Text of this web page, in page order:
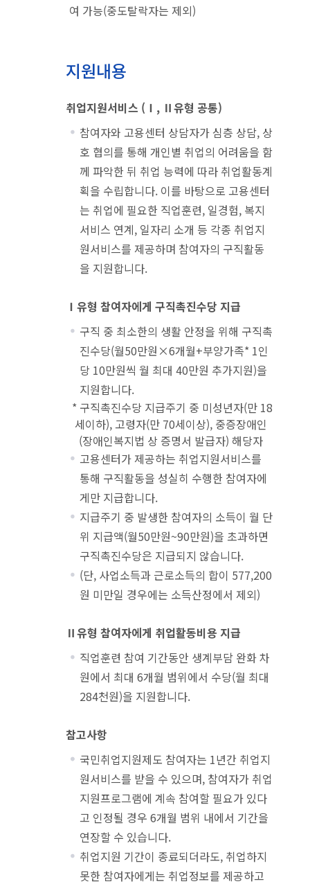
여 가능(중도탈락자는 제외)
지원내용
취업지원서비스 (Ⅰ, Ⅱ유형 공통)
참여자와 고용센터 상담자가 심층 상담, 상
호 협의를 통해 개인별 취업의 어려움을 함
께 파악한 뒤 취업 능력에 따라 취업활동계
획을 수립합니다. 이를 바탕으로 고용센터
는 취업에 필요한 직업훈련, 일경험, 복지
서비스 연계, 일자리 소개 등 각종 취업지
원서비스를 제공하며 참여자의 구직활동
을 지원합니다.
Ⅰ유형 참여자에게 구직촉진수당 지급
구직 중 최소한의 생활 안정을 위해 구직촉
진수당(월50만원×6개월+부양가족* 1인
당 10만원씩 월 최대 40만원 추가지원)을
지원합니다.
* 구직촉진수당 지급주기 중 미성년자(만 18
세이하), 고령자(만 70세이상), 중증장애인
(장애인복지법 상 증명서 발급자) 해당자
고용센터가 제공하는 취업지원서비스를
통해 구직활동을 성실히 수행한 참여자에
게만 지급합니다.
지급주기 중 발생한 참여자의 소득이 월 단
위 지급액(월50만원~90만원)을 초과하면
구직촉진수당은 지급되지 않습니다.
(단, 사업소득과 근로소득의 합이 577,200
원 미만일 경우에는 소득산정에서 제외)
Ⅱ유형 참여자에게 취업활동비용 지급
직업훈련 참여 기간동안 생계부담 완화 차
원에서 최대 6개월 범위에서 수당(월 최대
284천원)을 지원합니다.
참고사항
국민취업지원제도 참여자는 1년간 취업지
원서비스를 받을 수 있으며, 참여자가 취업
지원프로그램에 계속 참여할 필요가 있다
고 인정될 경우 6개월 범위 내에서 기간을
연장할 수 있습니다.
취업지원 기간이 종료되더라도, 취업하지
못한 참여자에게는 취업정보를 제공하고